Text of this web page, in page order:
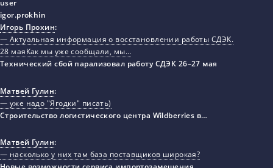
Игорь Прохин:
— Актуальная информация о восстановлении работы СДЭК.
28 маяКак мы уже сообщали, мы…
Технический сбой парализовал работу СДЭК 26–27 мая
Матвей Гулин:
— уже надо "Ягодки" писать)
Строительство логистического центра Wildberries в…
Матвей Гулин:
— насколько у них там база поставщиков широкая?